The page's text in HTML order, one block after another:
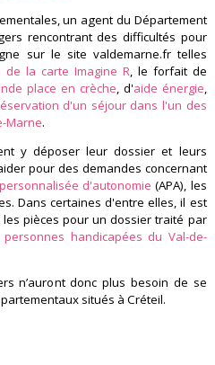
un agent du Département
rencontrant des difficultés pour
sur le site valdemarne.fr telles
de la carte Imagine R, le forfait de
place en crèche, d'aide énergie,
d'un séjour dans l'un des
Marne.
y déposer leur dossier et leurs
pour des demandes concernant
d'autonomie (APA), les
Dans certaines d'entre elles, il est
pièces pour un dossier traité par
handicapées du Val-de-
n’auront donc plus besoin de se
situés à Créteil.